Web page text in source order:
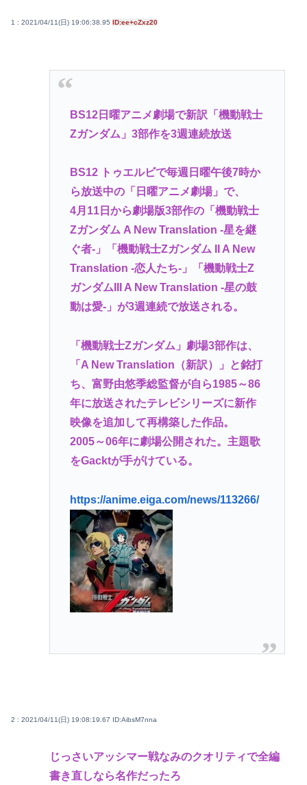
1 : 2021/04/11(日) 19:06:38.95 ID:ee+cZxz20
BS12日曜アニメ劇場で新訳「機動戦士
Zガンダム」3部作を3週連続放送
BS12 トゥエルビで毎週日曜午後7時か
ら放送中の「日曜アニメ劇場」で、
4月11日から劇場版3部作の「機動戦士
Zガンダム A New Translation -星を継
ぐ者-」「機動戦士Zガンダム II A New
Translation -恋人たち-」「機動戦士Z
ガンダムIII A New Translation -星の鼓
動は愛-」が3週連続で放送される。
「機動戦士Zガンダム」劇場3部作は、
「A New Translation（新訳）」と銘打
ち、富野由悠季総監督が自ら1985～86
年に放送されたテレビシリーズに新作
映像を追加して再構築した作品。
2005～06年に劇場公開された。主題歌
をGacktが手がけている。
https://anime.eiga.com/news/113266/
2 : 2021/04/11(日) 19:08:19.67 ID:AibsM7nna
じっさいアッシマー戦なみのクオリティで全編
書き直しなら名作だったろ